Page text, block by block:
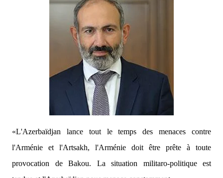
«L'Azerbaïdjan lance tout le temps des menaces contre
l'Arménie et l'Artsakh, l'Arménie doit être prête à toute
provocation de Bakou. La situation militaro-politique est